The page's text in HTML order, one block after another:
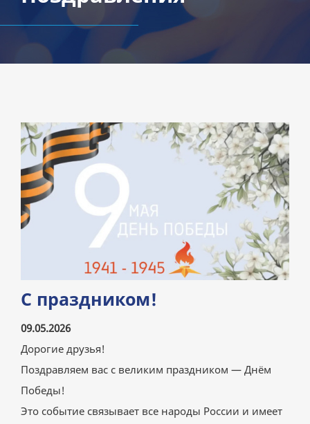
С праздником!
09.05.2026
Дорогие друзья!
Поздравляем вас с великим праздником — Днём
Победы!
Это событие связывает все народы России и имеет